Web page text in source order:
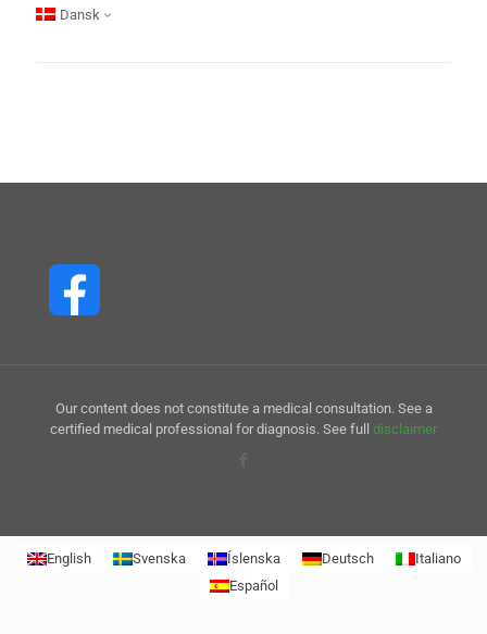
Dansk
Our content does not constitute a medical consultation. See a
certified medical professional for diagnosis. See full disclaimer
English Svenska Íslenska Deutsch
Italiano
Español